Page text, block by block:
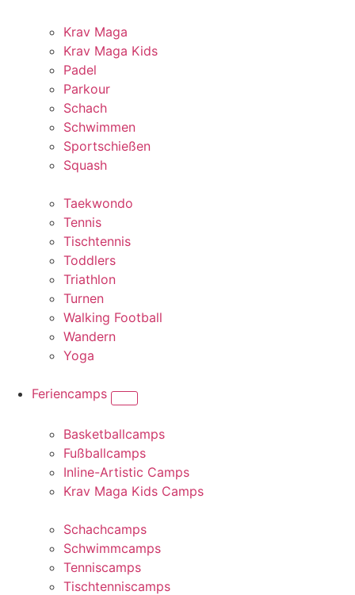
Krav Maga
Krav Maga Kids
Padel
Parkour
Schach
Schwimmen
Sportschießen
Squash
Taekwondo
Tennis
Tischtennis
Toddlers
Triathlon
Turnen
Walking Football
Wandern
Yoga
Feriencamps
Basketballcamps
Fußballcamps
Inline-Artistic Camps
Krav Maga Kids Camps
Schachcamps
Schwimmcamps
Tenniscamps
Tischtenniscamps